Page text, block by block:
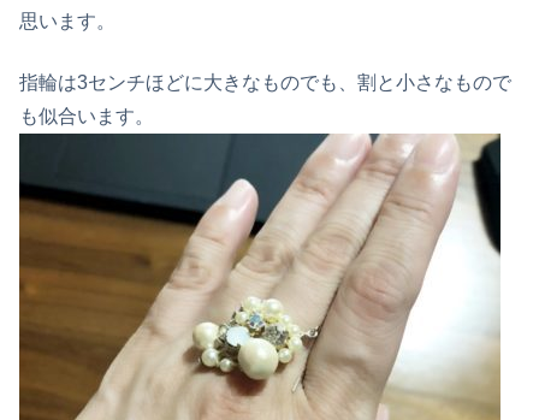
思います。
指輪は3センチほどに大きなものでも、割と小さなもので
も似合います。